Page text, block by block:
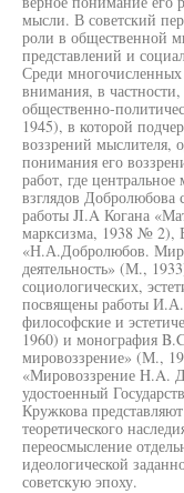
мысли. В советский
роли в общественной
представлений и
Среди многочисленных
внимания, в
общественно-
1945), в которой
воззрений мыслителя,
понимания его
работ, где
взглядов
работы JI.A Когана
марксизма, 1938 № 2),
«Н.А.Добролюбов.
деятельность» (М.,
социологических,
посвящены работы
философские и
1960) и монография
мировоззрение» (М.,
«Мировоззрение H.A.
удостоенный
Кружкова
теоретического
переосмысление
идеологической
советскую эпоху.